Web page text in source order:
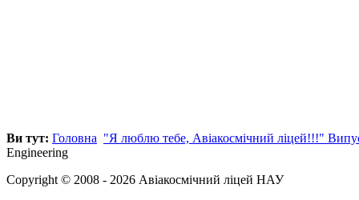
Ви тут: Головна "Я люблю тебе, Авіакосмічний ліцей!!!"
Engineering
Copyright © 2008 - 2026 Авіакосмічний ліцей НАУ